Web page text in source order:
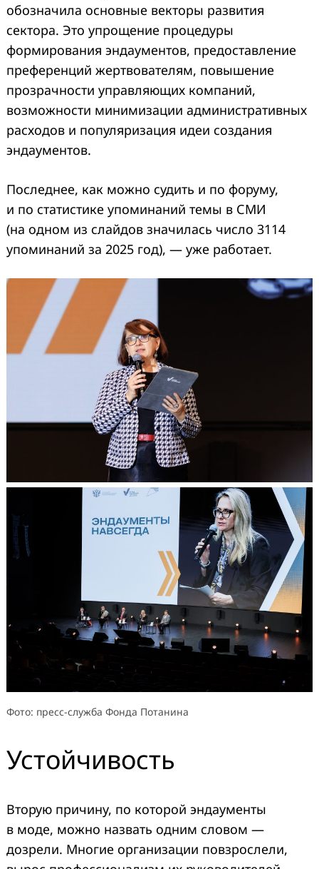
обозначила основные векторы развития
сектора. Это упрощение процедуры
формирования эндаументов, предоставление
преференций жертвователям, повышение
прозрачности управляющих компаний,
возможности минимизации административных
расходов и популяризация идеи создания
эндаументов.
Последнее, как можно судить и по форуму,
и по статистике упоминаний темы в СМИ
(на одном из слайдов значилась число 3114
упоминаний за 2025 год), — уже работает.
Фото: пресс-служба Фонда Потанина
Устойчивость
Вторую причину, по которой эндаументы
в моде, можно назвать одним словом —
дозрели. Многие организации повзрослели,